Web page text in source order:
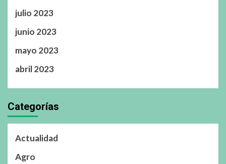
julio 2023
junio 2023
mayo 2023
abril 2023
Categorías
Actualidad
Agro